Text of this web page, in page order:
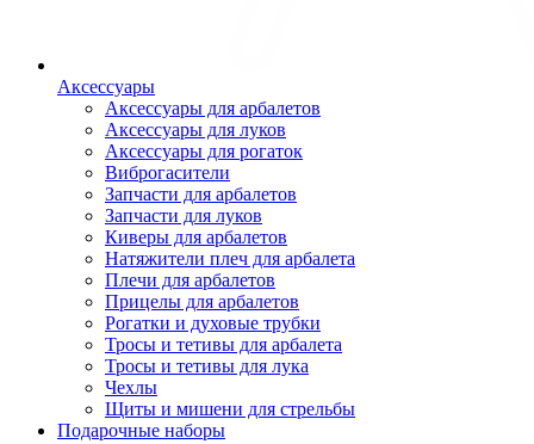
Аксессуары
Аксессуары для арбалетов
Аксессуары для луков
Аксессуары для рогаток
Виброгасители
Запчасти для арбалетов
Запчасти для луков
Киверы для арбалетов
Натяжители плеч для арбалета
Плечи для арбалетов
Прицелы для арбалетов
Рогатки и духовые трубки
Тросы и тетивы для арбалета
Тросы и тетивы для лука
Чехлы
Щиты и мишени для стрельбы
Подарочные наборы